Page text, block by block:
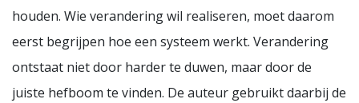
houden. Wie verandering wil realiseren, moet daarom
eerst begrijpen hoe een systeem werkt. Verandering
ontstaat niet door harder te duwen, maar door de
juiste hefboom te vinden. De auteur gebruikt daarbij de